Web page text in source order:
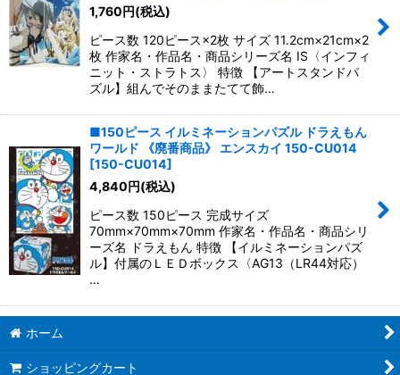
1,760円(税込)
ピース数 120ピース×2枚 サイズ 11.2cm×21cm×2
枚 作家名・作品名・商品シリーズ名 IS〈インフィ
ニット・ストラトス〉 特徴 【アートスタンドパ
ズル】組んでそのままたてて飾…
■150ピース イルミネーションパズル ドラえもん
ワールド 《廃番商品》 エンスカイ 150-CU014
[150-CU014]
4,840円(税込)
ピース数 150ピース 完成サイズ
70mm×70mm×70mm 作家名・作品名・商品シリ
ーズ名 ドラえもん 特徴 【イルミネーションパズ
ル】付属のＬＥＤボックス〈AG13（LR44対応）
…
ホーム
ショッピングカート